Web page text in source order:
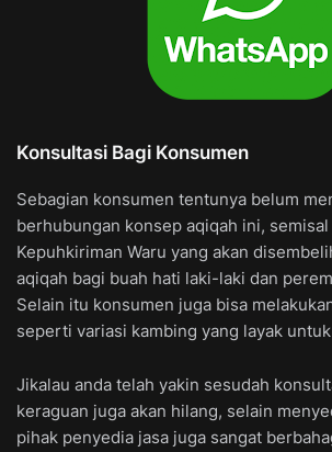
Konsultasi Bagi Konsumen
Sebagian konsumen tentunya belum
berhubungan konsep aqiqah ini,
Kepuhkiriman Waru yang akan
aqiqah bagi buah hati laki-laki dan
Selain itu konsumen juga bisa
seperti variasi kambing yang layak
Jikalau anda telah yakin sesudah
keraguan juga akan hilang, selain
pihak penyedia jasa juga sangat